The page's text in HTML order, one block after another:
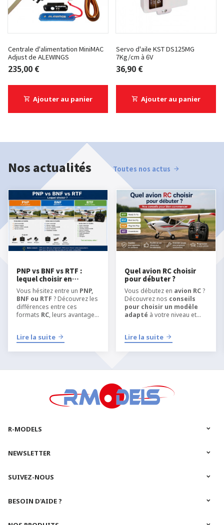
Centrale d'alimentation MiniMAC
Adjust de ALEWINGS
235,00 €
Ajouter au panier
Servo d'aile KST DS125MG
7Kg/cm à 6V
36,90 €
Ajouter au panier
Nos actualités Toutes nos actus
PNP vs BNF vs RTF :
lequel choisir en
modélisme RC ?
Vous hésitez entre un PNP,
BNF ou RTF ? Découvrez les
différences entre ces
formats RC, leurs avantages
équipement et votre manière
Lire la suite
Quel avion RC choisir
pour débuter ?
Vous débutez en avion RC?
Découvrez nos conseils
pour choisir un modèle
adapté à votre niveau et
les meilleures conditions.
Lire la suite
NEWSLETTER
SUIVEZ-NOUS
R-MODELS
BESOIN D'AIDE ?